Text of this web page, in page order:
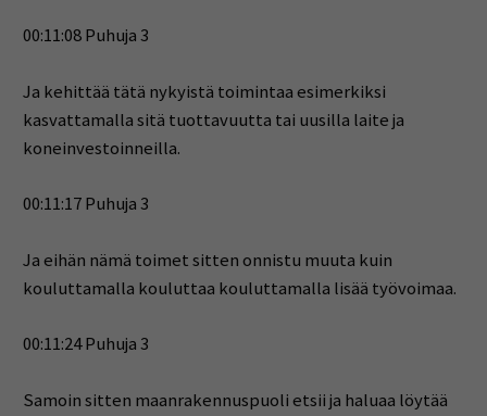
00:11:08 Puhuja 3
Ja kehittää tätä nykyistä toimintaa esimerkiksi
kasvattamalla sitä tuottavuutta tai uusilla laite ja
koneinvestoinneilla.
00:11:17 Puhuja 3
Ja eihän nämä toimet sitten onnistu muuta kuin
kouluttamalla kouluttaa kouluttamalla lisää työvoimaa.
00:11:24 Puhuja 3
Samoin sitten maanrakennuspuoli etsii ja haluaa löytää